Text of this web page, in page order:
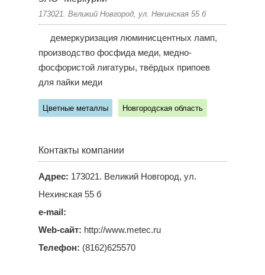
173021. Великий Новгород, ул. Нехинская 55 б
демеркуризация люминисцентных ламп,
производство фосфида меди, медно-
фосфористой лигатуры, твёрдых припоев
для пайки меди
Цветные металлы Новгородская область
Контакты компании
Адрес: 173021. Великий Новгород, ул.
Нехинская 55 б
e-mail:
Web-сайт: http://www.metec.ru
Телефон: (8162)625570